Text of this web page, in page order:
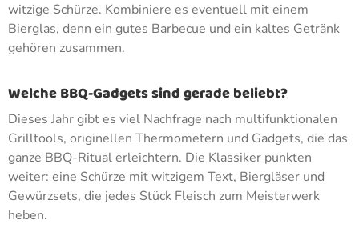
witzige Schürze. Kombiniere es eventuell mit einem
Bierglas, denn ein gutes Barbecue und ein kaltes Getränk
gehören zusammen.
Welche BBQ-Gadgets sind gerade beliebt?
Dieses Jahr gibt es viel Nachfrage nach multifunktionalen
Grilltools, originellen Thermometern und Gadgets, die das
ganze BBQ-Ritual erleichtern. Die Klassiker punkten
weiter: eine Schürze mit witzigem Text, Biergläser und
Gewürzsets, die jedes Stück Fleisch zum Meisterwerk
heben.